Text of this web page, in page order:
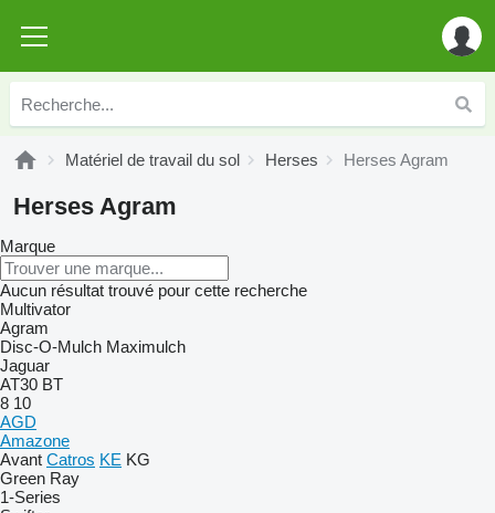
Matériel de travail du sol Herses Herses Agram
Herses Agram
Marque
Aucun résultat trouvé pour cette recherche
Multivator
Agram
Disc-O-Mulch Maximulch
Jaguar
AT30 BT
8 10
AGD
Amazone
Avant Catros KE KG
Green Ray
1-Series